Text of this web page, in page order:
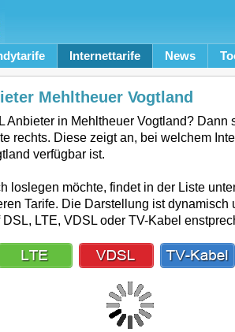
Internettarife News
Mehltheuer Vogtland
Anbieter in Mehltheuer Vogtland? Dann
rechts. Diese zeigt an, bei welchem
verfügbar ist.
loslegen möchte, findet in der Liste
Tarife. Die Darstellung ist dynamisch
LTE, VDSL oder TV-Kabel